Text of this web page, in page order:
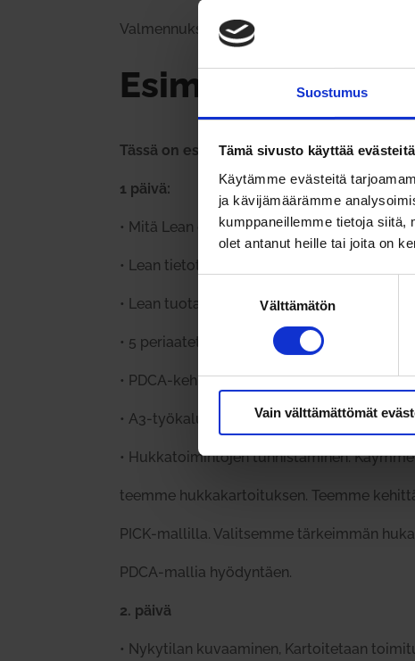
Suostumus
Tämä sivusto käyttää evästeitä
Käytämme evästeitä
ja kävijämäärämme
kumppaneillemme tietoja siitä,
olet antanut heille tai joita on
valinta
Välttämätön
Vain välttämättömät
Val­men­nuksen kesto voi olla esi­mer­kiksi 4 x
Esi­merkki
Tässä on esi­merkki asiak­kal­lemme
1 päivä:
• Mitä Lean on ja miten hyö­dynnän sitä
• Lean tie­to­työssä
• Lean tuo­tan­to­työssä
• 5 peri­aa­tetta
• PDCA-kehi­tys­sykli
•A3-työkalu
• Huk­ka­toi­min­tojen tun­nis­ta­minen:
teemme huk­ka­kar­toi­tuksen. Teemme
PICK-mal­lilla. Valit­semme tär­keimmän
PDCA-mallia hyö­dyntäen.
2. päivä
• Nyky­tilan kuvaa­minen, Kar­toi­tetaan